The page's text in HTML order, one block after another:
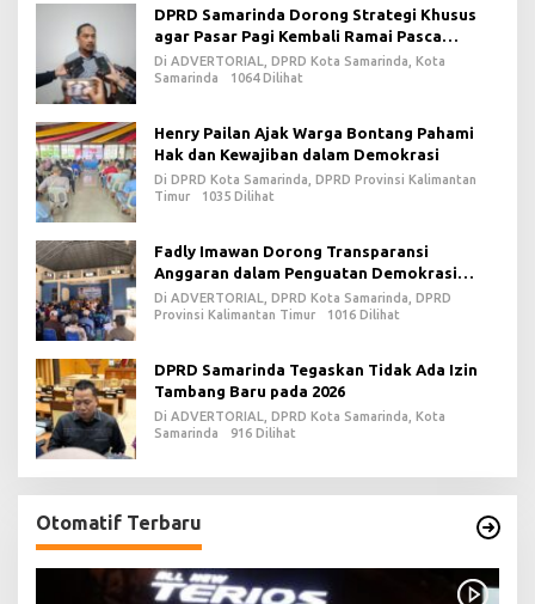
DPRD Samarinda Dorong Strategi Khusus
agar Pasar Pagi Kembali Ramai Pasca
Revitalisasi
Di ADVERTORIAL, DPRD Kota Samarinda, Kota
Samarinda
1064 Dilihat
Henry Pailan Ajak Warga Bontang Pahami
Hak dan Kewajiban dalam Demokrasi
Di DPRD Kota Samarinda, DPRD Provinsi Kalimantan
Timur
1035 Dilihat
Fadly Imawan Dorong Transparansi
Anggaran dalam Penguatan Demokrasi
Daerah di PPU
Di ADVERTORIAL, DPRD Kota Samarinda, DPRD
Provinsi Kalimantan Timur
1016 Dilihat
DPRD Samarinda Tegaskan Tidak Ada Izin
Tambang Baru pada 2026
Di ADVERTORIAL, DPRD Kota Samarinda, Kota
Samarinda
916 Dilihat
Otomatif Terbaru